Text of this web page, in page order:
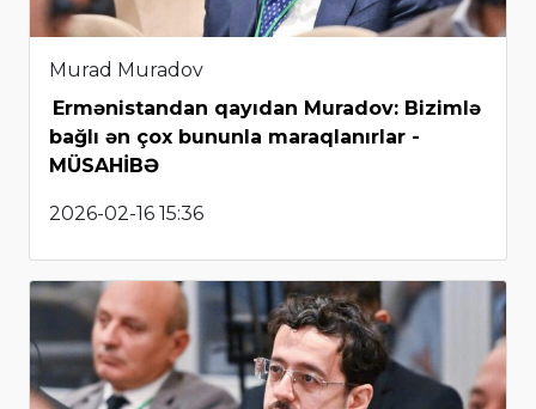
Murad Muradov
Ermənistandan qayıdan Muradov: Bizimlə
bağlı ən çox bununla maraqlanırlar -
MÜSAHİBƏ
2026-02-16 15:36